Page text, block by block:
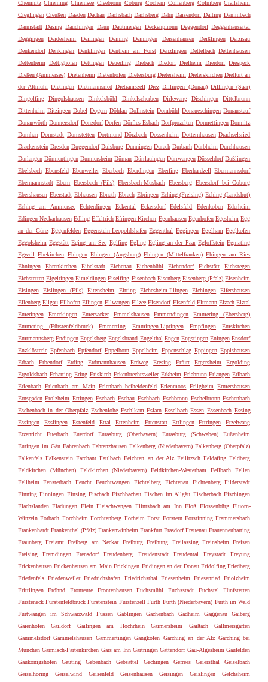
Chemnitz Chieming Chiemsee Cleebronn Coburg Cochem Collenberg Colmberg Crailsheim
Creglingen Creußen Daaden Dachau Dachsbach Dachsberg Dahn Daisendorf Daiting Dammbach
Darmstadt Dasing Dauchingen Daun Dautmergen Deckenpfronn Deggendorf Deggenhausertal
Deggingen
Deidesheim Deilingen Deining Deiningen Deisenhausen Deißlingen
Deizisau
Denkendorf Denkingen Denklingen Dentlein am Forst Denzlingen Dettelbach Dettenhausen
Dettenheim
Dettighofen Dettingen Deuerling Diebach Diedorf Dielheim Dierdorf Diespeck
Dießen (Ammersee) Dietenheim Dietenhofen Dietersburg Dietersheim Dieterskirchen Dietfurt an
der Altmühl Dietingen Dietmannsried Dietramszell Diez Dillingen (Donau) Dillingen (Saar)
Dingolfing
Dingolshausen Dinkelsbühl Dinkelscherben Dirlewang Dischingen
Dittelbrunn
Dittenheim Ditzingen Dobel Dogern Döhlau Dollnstein Dombühl Donaueschingen Donaustauf
Donauwörth Donnersdorf Donzdorf Dorfen Dörfles-Esbach Dorfprozelten Dormettingen Dormitz
Dornhan Dornstadt Dornstetten Dortmund Dörzbach Dossenheim Dotternhausen Drachselsried
Drackenstein Dresden Duggendorf Duisburg Dunningen Durach Durbach Dürbheim Durchhausen
Durlangen Dürmentingen Durmersheim Dürnau Dürrlauingen Dürrwangen Düsseldorf Dußlingen
Ebelsbach Ebensfeld Ebenweiler Eberbach Eberdingen Eberfing Eberhardzell Ebermannsdorf
Ebermannstadt Ebern Ebersbach (Fils) Ebersbach-Musbach Ebersberg Ebersdorf bei Coburg
Ebershausen Eberstadt Ebhausen Ebnath Ebrach Ebringen Eching (Freising) Eching (Landshut)
Eching am Ammersee
Echterdingen Eckental Eckersdorf Edelsfeld Edenkoben
Ederheim
Edingen-Neckarhausen Edling Effeltrich Efringen-Kirchen Egenhausen Egenhofen Egesheim Egg
an der Günz Eggenfelden Eggenstein-Leopoldshafen Eggenthal Eggingen Egglham Egglkofen
Eggolsheim Eggstätt Eging am See Eglfing Egling Egling an der Paar Egloffstein Egmating
Egweil Ehekirchen Ehingen Ehingen (Augsburg) Ehingen (Mittelfranken) Ehingen am Ries
Ehningen
Ehrenkirchen Eibelstadt Eichenau Eichenbühl Eichendorf Eichstätt
Eichstegen
Eichstetten Eigeltingen Eimeldingen Eiselfing Eisenbach Eisenberg Eisenberg (Pfalz) Eisenheim
Eisingen
Eislingen (Fils) Eitensheim Eitting Elchesheim-Illingen Elchingen
Elfershausen
Ellenberg Ellgau Ellhofen Ellingen Ellwangen Ellzee Elsendorf Elsenfeld Eltmann Elzach Elztal
Emeringen
Emerkingen Emersacker Emmelshausen Emmendingen
Emmering (Ebersberg)
Emmering (Fürstenfeldbruck)
Emmerting Emmingen-Liptingen Empfingen
Emskirchen
Emtmannsberg Endingen Engelsberg Engelsbrand Engelthal Engen Engstingen Eningen Ensdorf
Enzklösterle Epfenbach Epfendorf Eppelborn Eppelheim Eppenschlag Eppingen Eppishausen
Erbach
Erbendorf Erding Erdmannhausen Erdweg Eresing Erfurt Ergersheim
Ergolding
Ergoldsbach Erharting Ering Eriskirch Erkenbrechtsweiler Erkheim Erlabrunn Erlangen Erlbach
Erlenbach Erlenbach am Main Erlenbach beiheidenfeld Erlenmoos Erligheim
Ermershausen
Ernsgaden Erolzheim Ertingen Eschach Eschau Eschbach Eschbronn Eschelbronn Eschenbach
Eschenbach in der Oberpfalz Eschenlohe Eschlkam Eslarn Esselbach Essen Essenbach Essing
Essingen
Esslingen Estenfeld Ettal Ettenheim Ettenstatt Ettlingen Ettringen
Etzelwang
Etzenricht
Euerbach Euerdorf Eurasburg (Oberbayern) Eurasburg (Schwaben)
Eußenheim
Eutingen im Gäu Fahrenbach Fahrenzhausen Falkenberg (Niederbayern) Falkenberg (Oberpfalz)
Falkenfels Falkenstein Farchant Faulbach Feichten an der Alz Feilitzsch Feldafing Feldberg
Feldkirchen (München)
Feldkirchen (Niederbayern) Feldkirchen-Westerham Fellbach
Fellen
Fellheim
Fensterbach Feucht Feuchtwangen Fichtelberg Fichtenau Fichtenberg
Filderstadt
Finning Finningen Finsing Fischach Fischbachau Fischen im Allgäu Fischerbach Fischingen
Flachslanden Fladungen Flein Fleischwangen Flintsbach am Inn Floß Flossenbürg Fluorn-
Winzeln Forbach Forchheim Forchtenberg Forheim Forst Forstern Forstinning Frammersbach
Frankenhardt Frankenthal (Pfalz) Frankenwinheim Frankfurt Frasdorf Frauenau Frauenneuharting
Fraunberg Freiamt Freiberg am Neckar Freiburg Freihung Freilassing Freinsheim
Freisen
Freising
Fremdingen Frensdorf Freudenberg Freudenstadt Freudental Freystadt
Freyung
Frickenhausen Frickenhausen am Main Frickingen Fridingen an der Donau Fridolfing Friedberg
Friedenfels Friedenweiler Friedrichshafen Friedrichsthal Friesenheim Friesenried Friolzheim
Frittlingen
Fröhnd Fronreute Frontenhausen Fuchsmühl Fuchsstadt Fuchstal
Fünfstetten
Fürsteneck Fürstenfeldbruck Fürstenstein Fürstenzell Fürth Furth (Niederbayern) Furth im Wald
Furtwangen im Schwarzwald
Füssen Gablingen Gachenbach Gädheim Gaggenau
Gaiberg
Gaienhofen
Gaildorf Gailingen am Hochrhein Gaimersheim Gaißach
Gallmersgarten
Gammelsdorf Gammelshausen Gammertingen Gangkofen Garching an der Alz Garching bei
München Garmisch-Partenkirchen Gars am Inn Gärtringen Gattendorf Gau-Algesheim Gäufelden
Gaukönigshofen
Gauting Gebenbach Gebsattel Gechingen Gefrees Geiersthal
Geiselbach
Geiselhöring
Geiselwind Geisenfeld Geisenhausen Geisingen Geislingen
Gelchsheim